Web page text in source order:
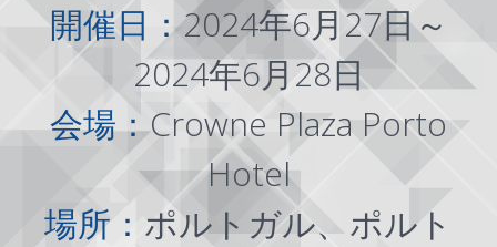
開催日：2024年6月27日～
2024年6月28日
会場：Crowne Plaza Porto
Hotel
場所： ポルトガル、ポルト